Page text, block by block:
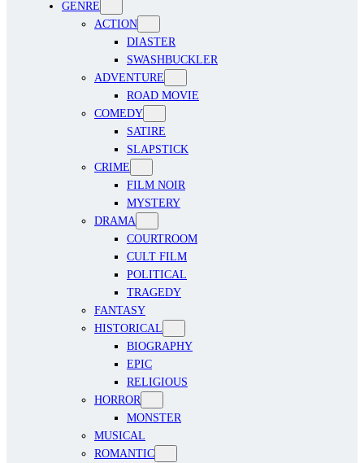
GENRE
ACTION
DIASTER
SWASHBUCKLER
ADVENTURE
ROAD MOVIE
COMEDY
SATIRE
SLAPSTICK
CRIME
FILM NOIR
MYSTERY
DRAMA
COURTROOM
CULT FILM
POLITICAL
TRAGEDY
FANTASY
HISTORICAL
BIOGRAPHY
EPIC
RELIGIOUS
HORROR
MONSTER
MUSICAL
ROMANTIC